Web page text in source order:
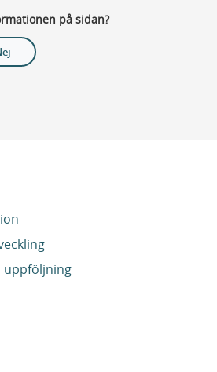
på sidan?
uppföljning